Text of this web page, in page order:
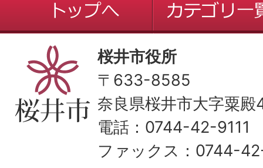
桜井市役所
〒633-8585
奈良県桜井市大字粟
電話：0744-42-9111
ファックス：0744-